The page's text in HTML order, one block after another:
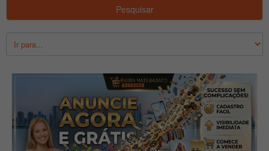
Pesquisar